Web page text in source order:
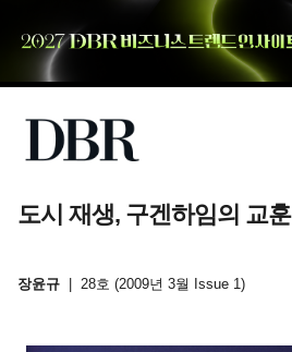
도시 재생, 구겐하임의 교훈
장윤규 28호 (2009년 3월 Issue 1)